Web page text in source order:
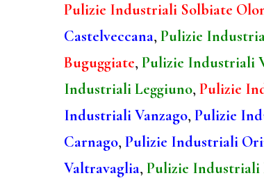
Pulizie Industriali Solbiate
Castelveccana, Pulizie
Buguggiate, Pulizie Industriali
Industriali Leggiuno, Pulizie
Industriali Vanzago, Pulizie
Carnago, Pulizie Industriali
Valtravaglia, Pulizie Industriali